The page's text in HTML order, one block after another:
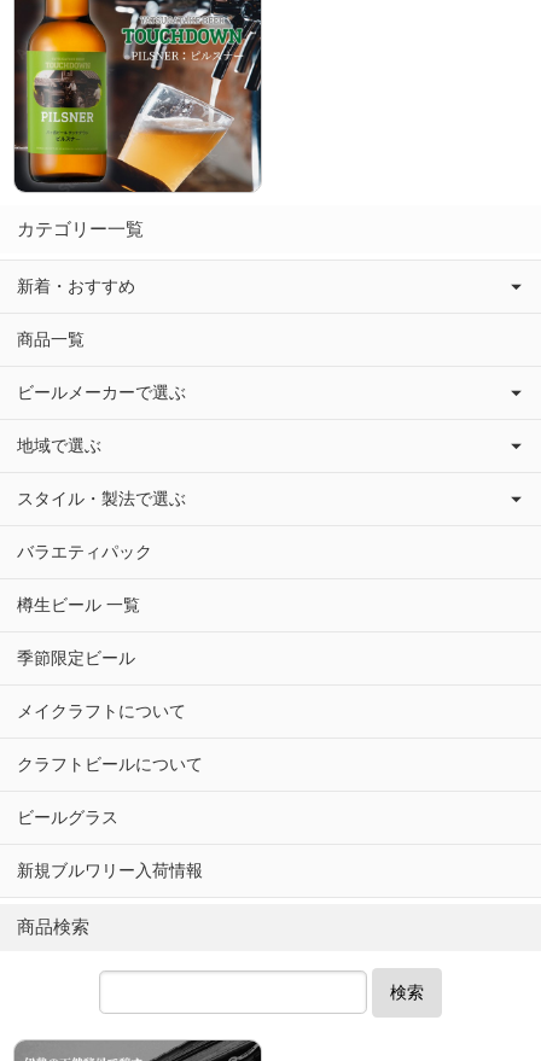
カテゴリー一覧
新着・おすすめ
商品一覧
ビールメーカーで選ぶ
地域で選ぶ
スタイル・製法で選ぶ
バラエティパック
樽生ビール 一覧
季節限定ビール
メイクラフトについて
クラフトビールについて
ビールグラス
新規ブルワリー入荷情報
商品検索
検索